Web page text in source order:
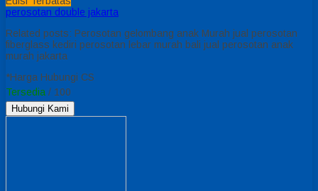
perosotan double jakarta
Related posts: Perosotan gelombang anak Murah jual perosotan
fiberglass kediri perosotan lebar murah bali jual perosotan anak
murah jakarta
*Harga Hubungi CS
Tersedia / 100
Hubungi Kami